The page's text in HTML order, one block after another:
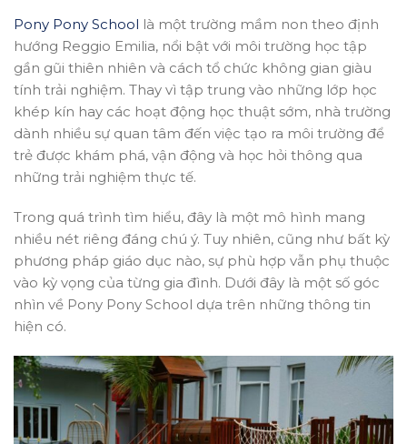
Pony Pony School là một trường mầm non theo định
hướng Reggio Emilia, nổi bật với môi trường học tập
gần gũi thiên nhiên và cách tổ chức không gian giàu
tính trải nghiệm. Thay vì tập trung vào những lớp học
khép kín hay các hoạt động học thuật sớm, nhà trường
dành nhiều sự quan tâm đến việc tạo ra môi trường để
trẻ được khám phá, vận động và học hỏi thông qua
những trải nghiệm thực tế.
Trong quá trình tìm hiểu, đây là một mô hình mang
nhiều nét riêng đáng chú ý. Tuy nhiên, cũng như bất kỳ
phương pháp giáo dục nào, sự phù hợp vẫn phụ thuộc
vào kỳ vọng của từng gia đình. Dưới đây là một số góc
nhìn về Pony Pony School dựa trên những thông tin
hiện có.